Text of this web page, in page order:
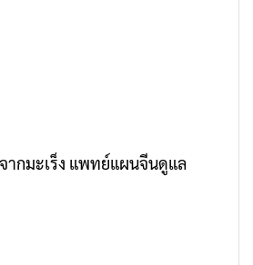
ากมะเร็ง แพทย์แผนจีนดูแล